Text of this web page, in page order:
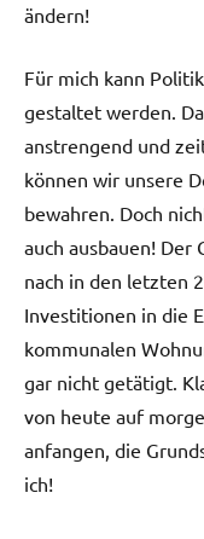
ändern!
Für mich kann
gestaltet werden.
anstrengend und
können wir unsere
bewahren. Doch
auch ausbauen!
nach in den letzten
Investitionen in die
kommunalen
gar nicht getätigt.
von heute auf
anfangen, die
ich!